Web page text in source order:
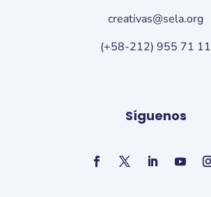
creativas@sela.org
(+58-212) 955 71 11
Síguenos